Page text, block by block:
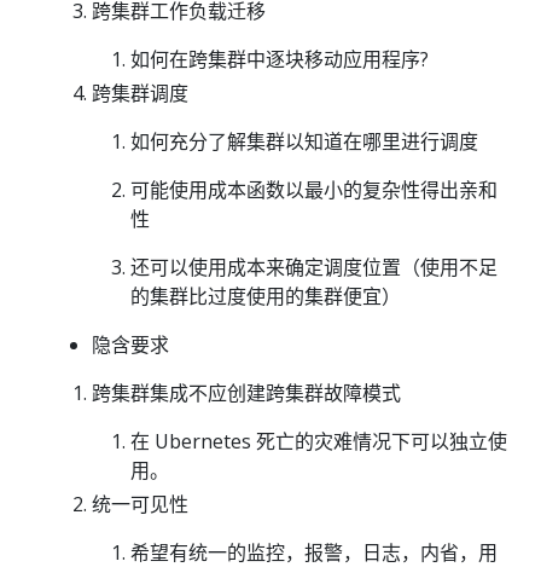
跨集群工作负载迁移
如何在跨集群中逐块移动应用程序?
跨集群调度
如何充分了解集群以知道在哪里进行调度
可能使用成本函数以最小的复杂性得出亲和
性
还可以使用成本来确定调度位置（使用不足
的集群比过度使用的集群便宜）
隐含要求
跨集群集成不应创建跨集群故障模式
在 Ubernetes 死亡的灾难情况下可以独立使
用。
统一可见性
希望有统一的监控，报警，日志，内省，用